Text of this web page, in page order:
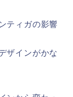
ティガの影響
ザインがかな